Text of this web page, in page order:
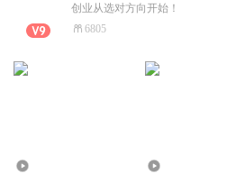
创业从选对方向开始！
6805